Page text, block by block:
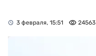
3 февраля, 15:51 24563